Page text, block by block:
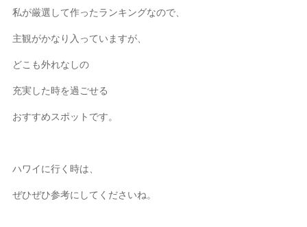
私が厳選して作ったランキングなので、
主観がかなり入っていますが、
どこも外れなしの
充実した時を過ごせる
おすすめスポットです。
ハワイに行く時は、
ぜひぜひ参考にしてくださいね。